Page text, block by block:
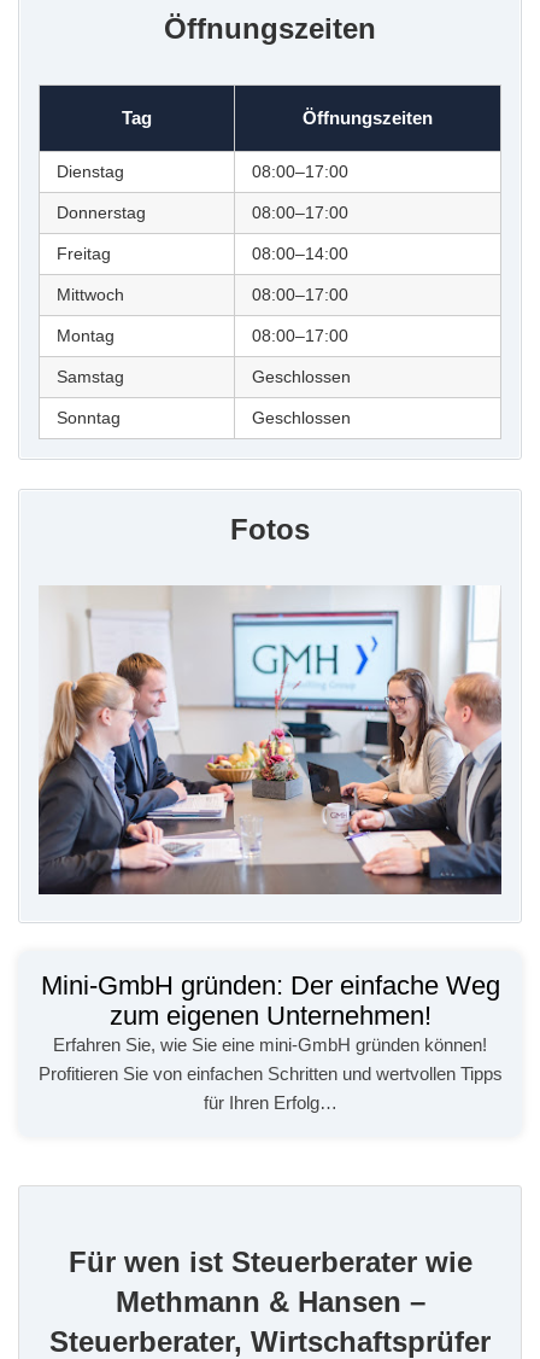
Öffnungszeiten
Tag Öffnungszeiten
Dienstag 08:00–17:00
Donnerstag 08:00–17:00
Freitag 08:00–14:00
Mittwoch 08:00–17:00
Montag 08:00–17:00
Samstag Geschlossen
Sonntag Geschlossen
Fotos
Mini-GmbH gründen: Der einfache Weg
zum eigenen Unternehmen!
Erfahren Sie, wie Sie eine mini-GmbH gründen können!
Profitieren Sie von einfachen Schritten und wertvollen Tipps
für Ihren Erfolg…
Für wen ist Steuerberater wie
Methmann & Hansen –
Steuerberater, Wirtschaftsprüfer